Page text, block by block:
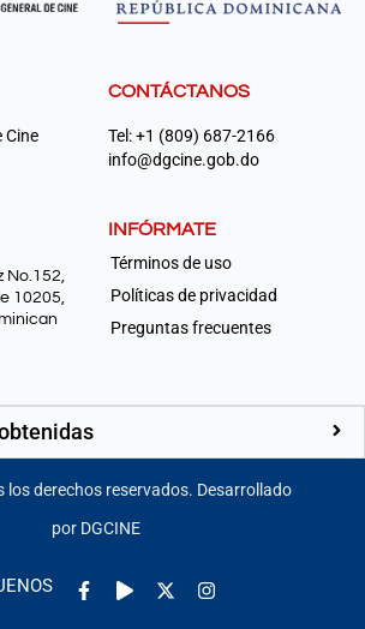
Cine
CONTÁCTANOS
Tel: +1 (809) 687-2166
info@dgcine.gob.do
10205,
INFÓRMATE
Términos de uso
Políticas de privacidad
Preguntas frecuentes
los derechos reservados. Desarrollado
por DGCINE
Facebook-
f
Play Instagram